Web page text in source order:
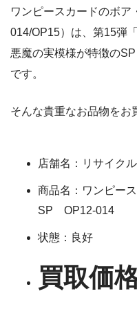
ワンピースカードのボア
014/OP15）は、第15弾
悪魔の実模様が特徴の
です。
そんな貴重なお品物をお
店舗名：リサイク
商品名：ワンピー
SP OP12-014
状態：良好
買取価